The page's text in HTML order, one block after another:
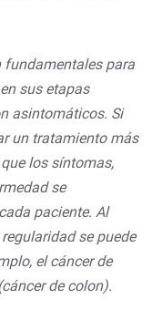
fundamentales para
sus etapas
asintomáticos. Si
un tratamiento más
los síntomas,
se
paciente. Al
se puede
el cáncer de
de colon).